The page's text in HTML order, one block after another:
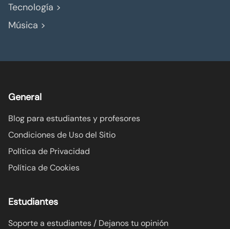
Tecnología >
Música >
General
Blog para estudiantes y profesores
Condiciones de Uso del Sitio
Política de Privacidad
Política de Cookies
Estudiantes
Soporte a estudiantes / Dejanos tu opinión